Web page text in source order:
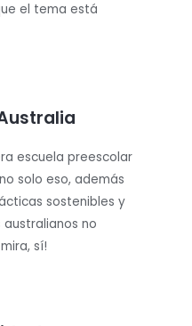
el tema está
escuela preescolar
no solo eso, además
sostenibles y
no
sí!